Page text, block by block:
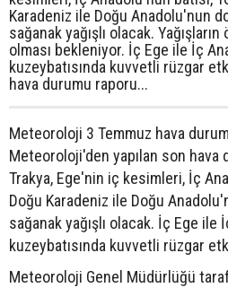
Karadeniz ile Doğu Anadolu'nun
sağanak yağışlı olacak.
olması bekleniyor. İç Ege ile İç
kuzeybatısında kuvvetli rüzgar
hava durumu raporu...
Meteoroloji 3 Temmuz hava
Meteoroloji'den yapılan son
Trakya, Ege'nin iç kesimleri, İç
Doğu Karadeniz ile Doğu
sağanak yağışlı olacak. İç Ege ile
kuzeybatısında kuvvetli rüzgar
Meteoroloji Genel Müdürlüğü